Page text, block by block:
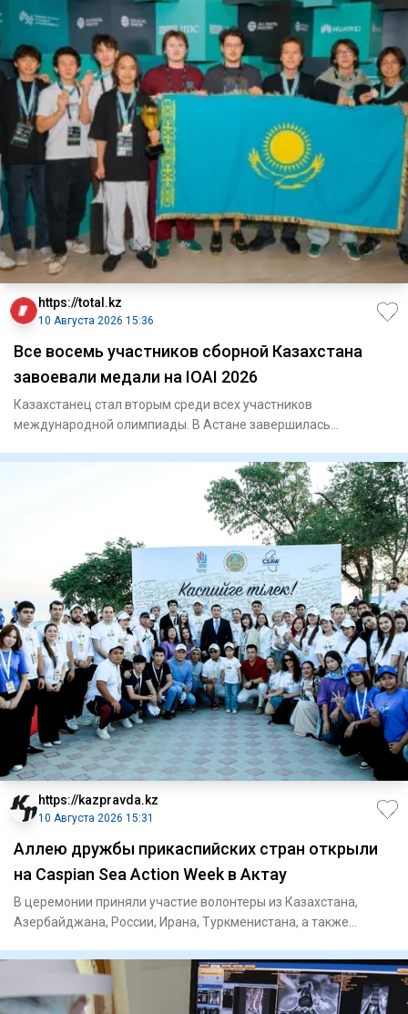
https://total.kz
10 Августа 2026 15:36
Все восемь участников сборной Казахстана
завоевали медали на IOAI 2026
Казахстанец стал вторым среди всех участников
международной олимпиады. В Астане завершилась
https://kazpravda.kz
10 Августа 2026 15:31
Аллею дружбы прикаспийских стран открыли
на Caspian Sea Action Week в Актау
В церемонии приняли участие волонтеры из Казахстана,
Азербайджана, России, Ирана, Туркменистана, а также